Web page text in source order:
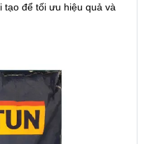
tạo để tối ưu hiệu quả và